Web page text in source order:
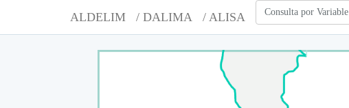
ALDELIM / DALIMA / ALISA Consulta por Variable